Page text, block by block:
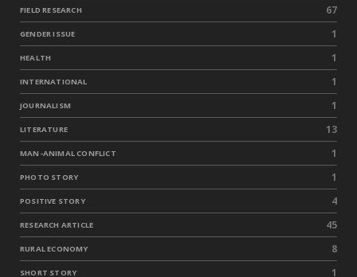
FIELD RESEARCH 67
GENDER ISSUE 1
HEALTH 1
INTERNATIONAL 1
JOURNALISM 1
LITERATURE 13
MAN-ANIMAL CONFLICT 1
PHOTO STORY 1
POSITIVE STORY 4
RESEARCH ARTICLE 45
RURAL ECONOMY 8
SHORT STORY 1